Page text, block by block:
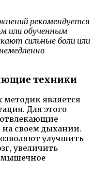
рекомендуется
или обученным
сильные боли или
техники
является
Для этого
на своем дыхании.
улучшить
увеличить
мышечное